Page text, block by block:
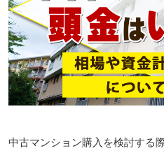
中古マンション購入を検討する